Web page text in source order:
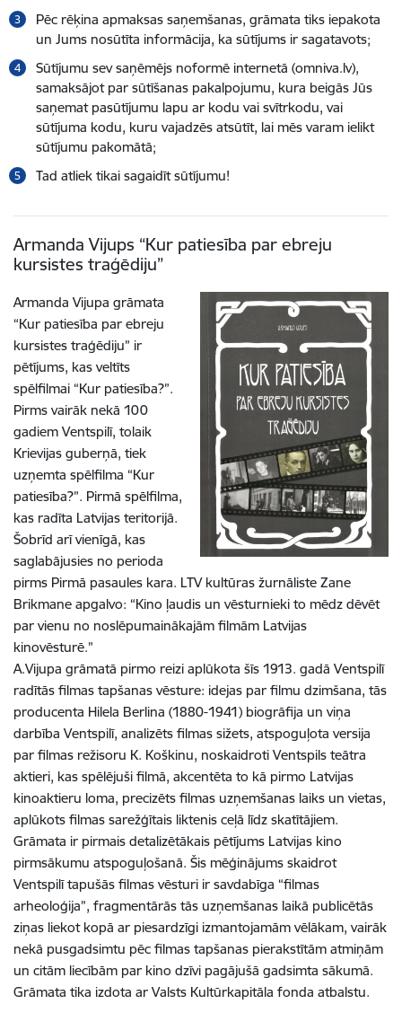
Pēc rēķina apmaksas saņemšanas, grāmata tiks iepakota
un Jums nosūtīta informācija, ka sūtījums ir sagatavots;
Sūtījumu sev saņēmējs noformē internetā (omniva.lv),
samaksājot par sūtīšanas pakalpojumu, kura beigās Jūs
saņemat pasūtījumu lapu ar kodu vai svītrkodu, vai
sūtījuma kodu, kuru vajadzēs atsūtīt, lai mēs varam ielikt
sūtījumu pakomātā;
Tad atliek tikai sagaidīt sūtījumu!
Armanda Vijups “Kur patiesība par ebreju
kursistes traģēdiju”
Armanda Vijupa grāmata
“Kur patiesība par ebreju
kursistes traģēdiju” ir
pētījums, kas veltīts
spēlfilmai “Kur patiesība?”.
Pirms vairāk nekā 100
gadiem Ventspilī, tolaik
Krievijas guberņā, tiek
uzņemta spēlfilma “Kur
patiesība?”. Pirmā spēlfilma,
kas radīta Latvijas teritorijā.
Šobrīd arī vienīgā, kas
saglabājusies no perioda
pirms Pirmā pasaules kara. LTV kultūras žurnāliste Zane
Brikmane apgalvo: “Kino ļaudis un vēsturnieki to mēdz dēvēt
par vienu no noslēpumainākajām filmām Latvijas
kinovēsturē.”
A.Vijupa grāmatā pirmo reizi aplūkota šīs 1913. gadā Ventspilī
radītās filmas tapšanas vēsture: idejas par filmu dzimšana, tās
producenta Hilela Berlina (1880-1941) biogrāfija un viņa
darbība Ventspilī, analizēts filmas sižets, atspoguļota versija
par filmas režisoru K. Koškinu, noskaidroti Ventspils teātra
aktieri, kas spēlējuši filmā, akcentēta to kā pirmo Latvijas
kinoaktieru loma, precizēts filmas uzņemšanas laiks un vietas,
aplūkots filmas sarežģītais liktenis ceļā līdz skatītājiem.
Grāmata ir pirmais detalizētākais pētījums Latvijas kino
pirmsākumu atspoguļošanā. Šis mēģinājums skaidrot
Ventspilī tapušās filmas vēsturi ir savdabīga “filmas
arheoloģija”, fragmentārās tās uzņemšanas laikā publicētās
ziņas liekot kopā ar piesardzīgi izmantojamām vēlākam, vairāk
nekā pusgadsimtu pēc filmas tapšanas pierakstītām atmiņām
un citām liecībām par kino dzīvi pagājušā gadsimta sākumā.
Grāmata tika izdota ar Valsts Kultūrkapitāla fonda atbalstu.